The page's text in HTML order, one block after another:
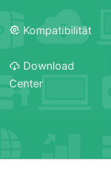
Kompatibilität
Download
Center